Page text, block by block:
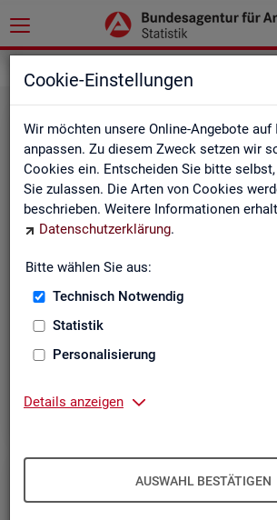
Cookie-Einstellungen
Wir möchten unsere Online-Angebote auf
anpassen. Zu diesem Zweck setzen wir
Cookies ein. Entscheiden Sie bitte
Sie zulassen. Die Arten von Cookies
beschrieben. Weitere Informationen
Datenschutzerklärung.
Bitte wählen Sie aus:
Technisch Notwendig
Statistik
Personalisierung
Details anzeigen
AUSWAHL BESTÄTIGEN
Wie viele Menschen suchen Arbeit
Beschäftigungsverhältnis